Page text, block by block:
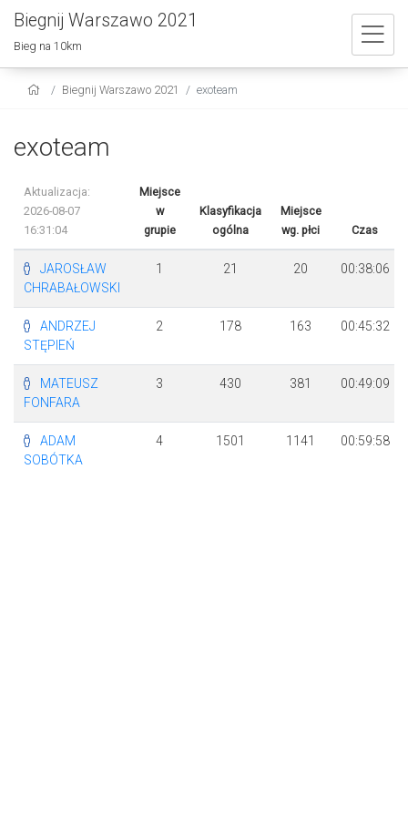
Biegnij Warszawo 2021
Bieg na 10km
Biegnij Warszawo 2021 exoteam
exoteam
Aktualizacja:
2026-08-07
16:31:04
Miejsce
w
grupie
Klasyfikacja
ogólna
Miejsce
wg. płci
Czas
JAROSŁAW
CHRABAŁOWSKI
1 21 20 00:38:06
ANDRZEJ
STĘPIEŃ
2 178 163 00:45:32
MATEUSZ
FONFARA
3 430 381 00:49:09
ADAM
SOBÓTKA
4 1501 1141 00:59:58